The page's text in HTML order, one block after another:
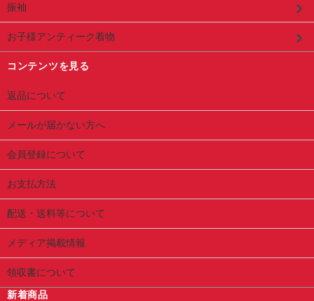
振袖
お子様アンティーク着物
コンテンツを見る
返品について
メールが届かない方へ
会員登録について
お支払方法
配送・送料等について
メディア掲載情報
領収書について
新着商品